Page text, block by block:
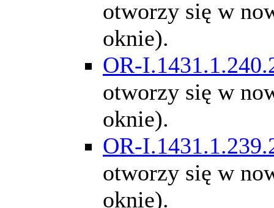
otworzy się w
oknie).
OR-
otworzy się w
oknie).
OR-
otworzy się w
oknie).